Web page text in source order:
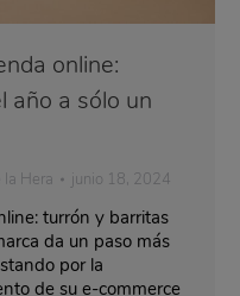
online:
año a sólo un
la Hera junio 18, 2024
turrón y barritas
da un paso más
por la
de su e-commerce